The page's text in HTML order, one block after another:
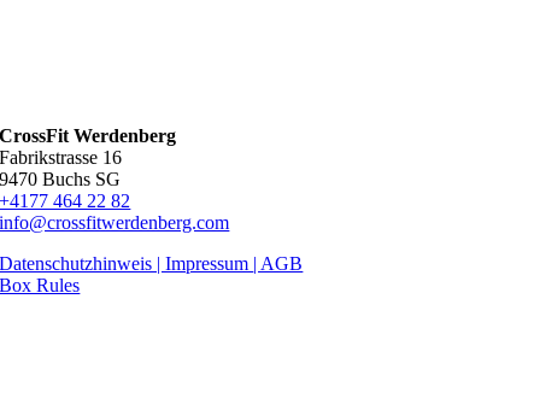
CrossFit Werdenberg
Fabrikstrasse 16
9470 Buchs SG
+4177 464 22 82
info@crossfitwerdenberg.com
Datenschutzhinweis | Impressum | AGB
Box Rules